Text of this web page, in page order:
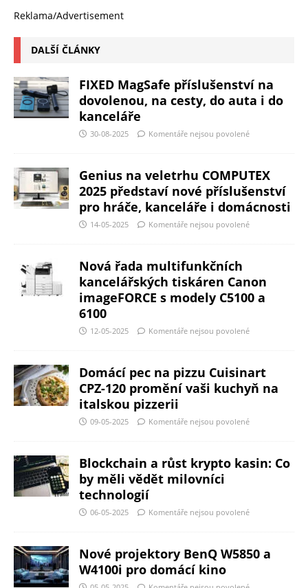
Reklama/Advertisement
DALŠÍ ČLÁNKY
FIXED MagSafe příslušenství na
dovolenou, na cesty, do auta i do
kanceláře
30-08-2025 Komentáře nejsou povolené
Genius na veletrhu COMPUTEX
2025 představí nové příslušenství
pro hráče, kanceláře i domácnosti
14-05-2025 Komentáře nejsou povolené
Nová řada multifunkčních
kancelářských tiskáren Canon
imageFORCE s modely C5100 a
6100
12-05-2025 Komentáře nejsou povolené
Domácí pec na pizzu Cuisinart
CPZ-120 promění vaši kuchyň na
italskou pizzerii
09-05-2025 Komentáře nejsou povolené
Blockchain a růst krypto kasin: Co
by měli vědět milovníci
technologií
06-05-2025 Komentáře nejsou povolené
Nové projektory BenQ W5850 a
W4100i pro domácí kino